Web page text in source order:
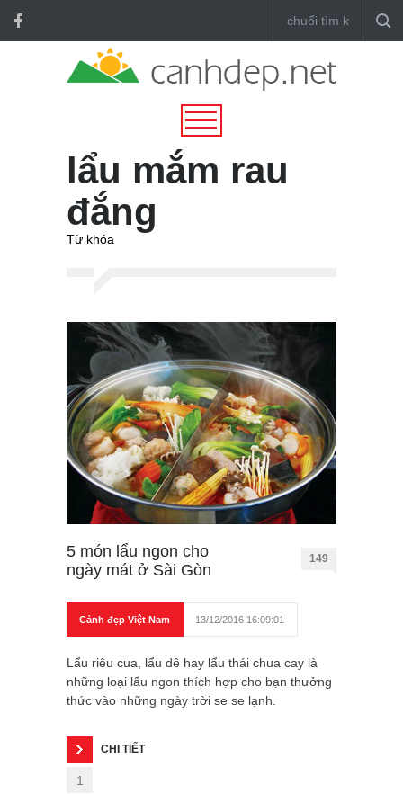
lẩu mắm rau
đắng
Từ khóa
5 món lẩu ngon cho
ngày mát ở Sài Gòn
149
Cảnh đẹp Việt Nam 13/12/2016 16:09:01
Lẩu riêu cua, lẩu dê hay lẩu thái chua cay là
những loại lẩu ngon thích hợp cho bạn thưởng
thức vào những ngày trời se se lạnh.
CHI TIẾT
1